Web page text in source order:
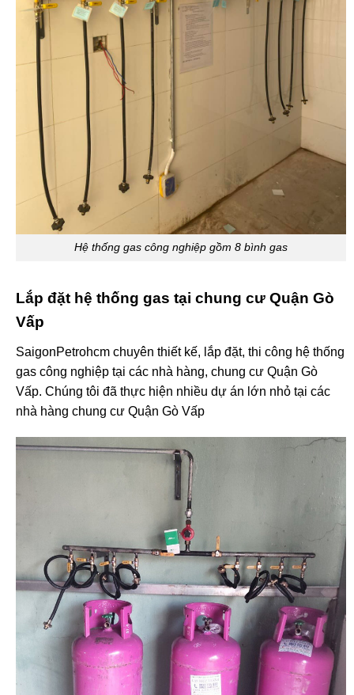
Hệ thống gas công nghiệp gồm 8 bình gas
Lắp đặt hệ thống gas tại chung cư Quận Gò
Vấp
SaigonPetrohcm chuyên thiết kế, lắp đặt, thi công hệ thống
gas công nghiệp tại các nhà hàng, chung cư Quận Gò
Vấp. Chúng tôi đã thực hiện nhiều dự án lớn nhỏ tại các
nhà hàng chung cư Quận Gò Vấp